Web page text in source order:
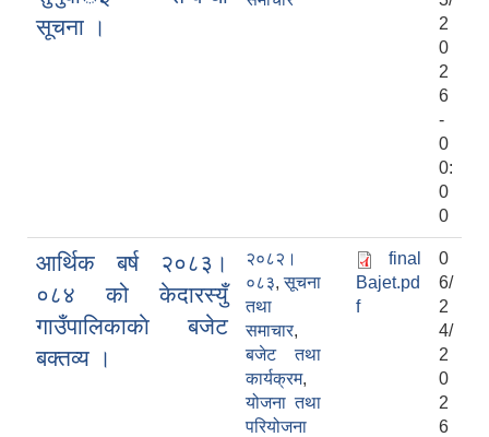
सूचना ।
2
0
2
6
-
0
0:
0
0
आर्थिक बर्ष २०८३।
०८४ को केदारस्युँ
गाउँपालिकाकाे बजेट
बक्तव्य ।
२०८२।
०८३,सूचना
तथा
समाचार,
बजेट तथा
कार्यक्रम,
योजना तथा
परियोजना
final
Bajet.pd
f
0
6/
2
4/
2
0
2
6